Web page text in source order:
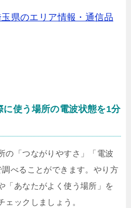
県のエリア情報・通信品
に使う場所の電波状態を1分
の「つながりやすさ」「電波
べることができます。やり方
「あなたがよく使う場所」を
ェックしましょう。